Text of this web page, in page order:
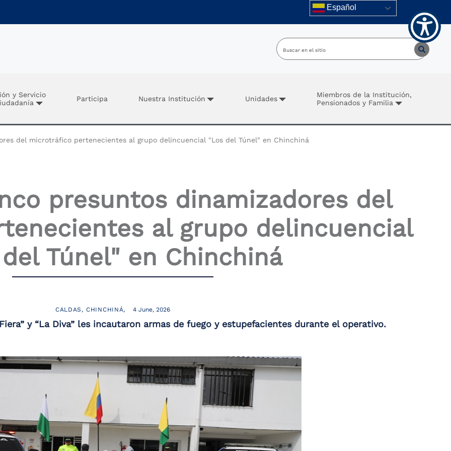
Español
y Servicio
Participa Nuestra Institución Unidades
Miembros de la Institución,
Pensionados y Familia
del microtráfico pertenecientes al grupo delincuencial "Los del Túnel" en Chinchiná
presuntos dinamizadores del
al grupo delincuencial
Túnel" en Chinchiná
CALDAS CHINCHINÁ 4 June, 2026
y “La Diva” les incautaron armas de fuego y estupefacientes durante el operativo.